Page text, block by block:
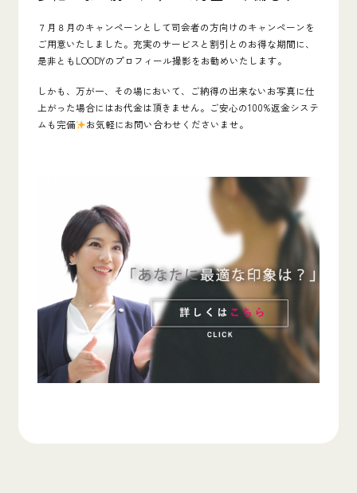
７月８月のキャンペーンとして司会者の方向けのキャンペーンを
ご用意いたしました。充実のサービスと割引とのお得な期間に、
是非ともLOODYのプロフィール撮影をお勧めいたします。
しかも、万が一、その場において、ご納得の出来ないお写真に仕
上がった場合にはお代金は頂きません。ご安心の100%返金システ
ムも完備
お気軽にお問い合わせくださいませ。